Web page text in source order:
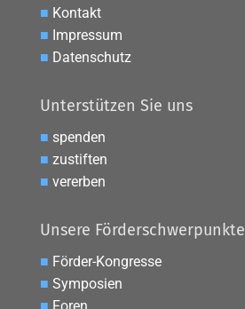
■ Kontakt
■ Impressum
■ Datenschutz
Unterstützen Sie uns
■ spenden
■ zustiften
■ vererben
Unsere Förderschwerpunkte
■ Förder-Kongresse
■ Symposien